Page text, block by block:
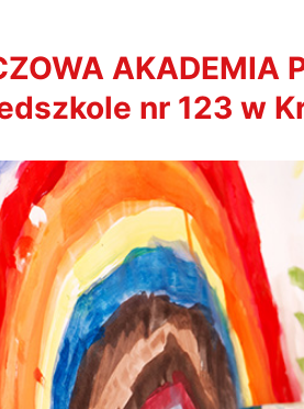
AKADEMIA
nr 123 w